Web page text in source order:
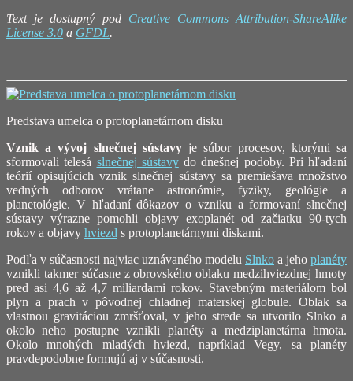
Text je dostupný pod Creative Commons Attribution-ShareAlike
License 3.0 a GFDL.
Predstava umelca o protoplanetárnom disku
Vznik a vývoj slnečnej sústavyje súbor procesov, ktorými sa
sformovali telesá slnečnej sústavydo dnešnej podoby. Pri hľadaní
teórií opisujúcich vznik slnečnej sústavy sa premiešava množstvo
vedných odborov vrátane astronómie, fyziky, geológie a
planetológie. V hľadaní dôkazov o vzniku a formovaní slnečnej
sústavy výrazne pomohli objavy exoplanét od začiatku 90-tych
rokov a objavy hviezd s protoplanetárnymi diskami.
Podľa v súčasnosti najviac uznávaného modelu Slnko a jeho planéty
vznikli takmer súčasne z obrovského oblaku medzihviezdnej hmoty
pred asi 4,6 až 4,7 miliardami rokov. Stavebným materiálom bol
plyn a prach v pôvodnej chladnej materskej globule. Oblak sa
vlastnou gravitáciou zmršťoval, v jeho strede sa utvorilo Slnko a
okolo neho postupne vznikli planéty a medziplanetárna hmota.
Okolo mnohých mladých hviezd, napríklad Vegy, sa planéty
pravdepodobne formujú aj v súčasnosti.